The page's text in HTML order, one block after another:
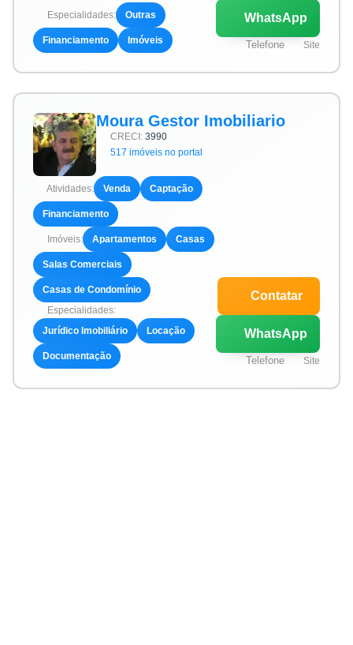
Especialidades: Outras
Financiamento Imóveis
WhatsApp
Telefone Site
Moura Gestor Imobiliario
CRECI: 3990
517 imóveis no portal
Atividades: Venda Captação
Financiamento
Imóveis: Apartamentos Casas
Salas Comerciais
Casas de Condomínio
Especialidades:
Jurídico Imobiliário
Locação
Documentação
Contatar
WhatsApp
Telefone Site